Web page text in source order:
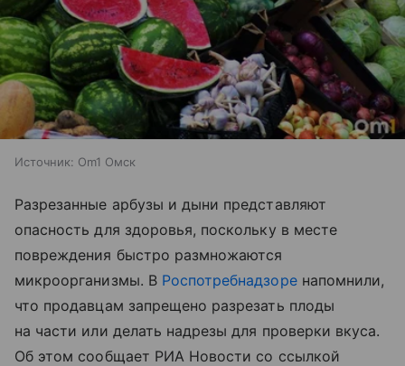
Источник: Om1 Омск
Разрезанные арбузы и дыни представляют
опасность для здоровья, поскольку в месте
повреждения быстро размножаются
микроорганизмы. В Роспотребнадзоренапомнили,
что продавцам запрещено разрезать плоды
на части или делать надрезы для проверки вкуса.
Об этом сообщает РИА Новости со ссылкой